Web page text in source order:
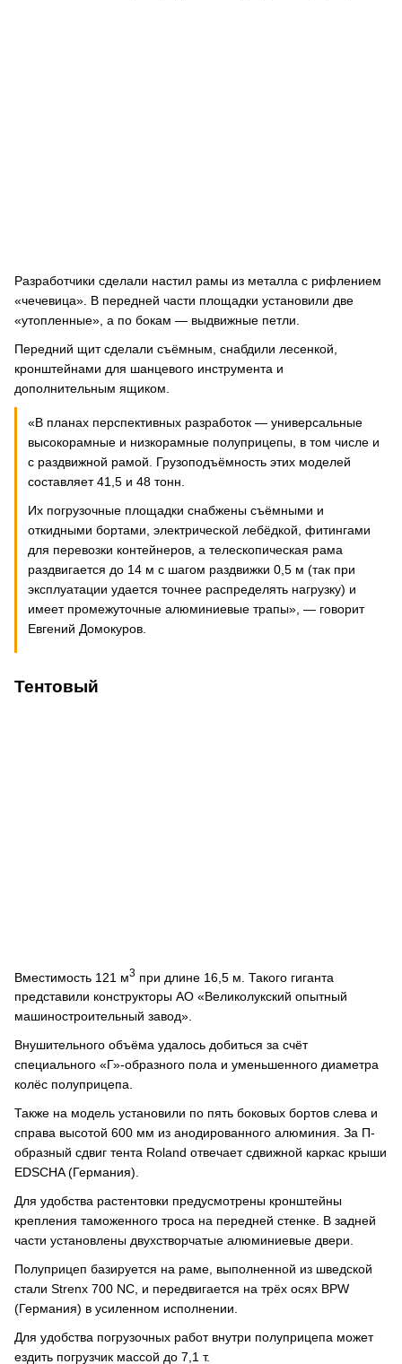
Разработчики сделали настил рамы из металла с рифлением
«чечевица». В передней части площадки установили две
«утопленные», а по бокам — выдвижные петли.
Передний щит сделали съёмным, снабдили лесенкой,
кронштейнами для шанцевого инструмента и
дополнительным ящиком.
«В планах перспективных разработок — универсальные
высокорамные и низкорамные полуприцепы, в том числе и
с раздвижной рамой. Грузоподъёмность этих моделей
составляет 41,5 и 48 тонн.
Их погрузочные площадки снабжены съёмными и
откидными бортами, электрической лебёдкой, фитингами
для перевозки контейнеров, а телескопическая рама
раздвигается до 14 м с шагом раздвижки 0,5 м (так при
эксплуатации удается точнее распределять нагрузку) и
имеет промежуточные алюминиевые трапы», — говорит
Евгений Домокуров.
Тентовый
Вместимость 121 м3 при длине 16,5 м. Такого гиганта
представили конструкторы АО «Великолукский опытный
машиностроительный завод».
Внушительного объёма удалось добиться за счёт
специального «Г»-образного пола и уменьшенного диаметра
колёс полуприцепа.
Также на модель установили по пять боковых бортов слева и
справа высотой 600 мм из анодированного алюминия. За П-
образный сдвиг тента Roland отвечает сдвижной каркас крыши
EDSCHA (Германия).
Для удобства растентовки предусмотрены кронштейны
крепления таможенного троса на передней стенке. В задней
части установлены двухстворчатые алюминиевые двери.
Полуприцеп базируется на раме, выполненной из шведской
стали Strenx 700 NC, и передвигается на трёх осях BPW
(Германия) в усиленном исполнении.
Для удобства погрузочных работ внутри полуприцепа может
ездить погрузчик массой до 7,1 т.